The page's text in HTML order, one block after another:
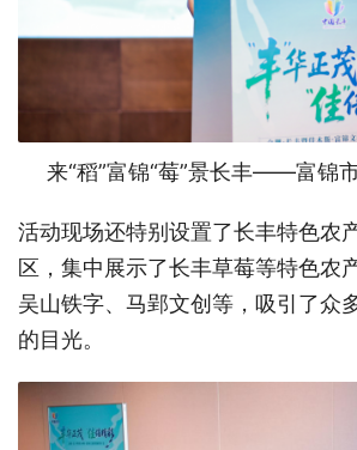
来“稻”富锦“莓”景长丰——富锦
活动现场还特别设置了长丰特色农
区，集中展示了长丰草莓等特色农
吴山铁字、马郢文创等，吸引了众
的目光。